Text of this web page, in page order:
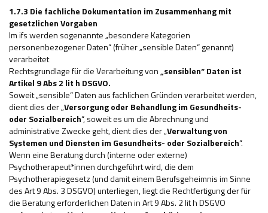
1.7.3 Die fachliche Dokumentation im Zusammenhang mit
gesetzlichen Vorgaben
Im ifs werden sogenannte „besondere Kategorien
personenbezogener Daten“ (früher „sensible Daten“ genannt)
verarbeitet
Rechtsgrundlage für die Verarbeitung von„sensiblen“ Daten ist
Artikel 9 Abs 2 lit h DSGVO.
Soweit „sensible“ Daten aus fachlichen Gründen verarbeitet werden,
dient dies der „Versorgung oder Behandlung im Gesundheits-
oder Sozialbereich“, soweit es um die Abrechnung und
administrative Zwecke geht, dient dies der „Verwaltung von
Systemen und Diensten im Gesundheits- oder Sozialbereich“.
Wenn eine Beratung durch (interne oder externe)
Psychotherapeut*innen durchgeführt wird, die dem
Psychotherapiegesetz (und damit einem Berufsgeheimnis im Sinne
des Art 9 Abs. 3 DSGVO) unterliegen, liegt die Rechtfertigung der für
die Beratung erforderlichen Daten in Art 9 Abs. 2 lit h DSGVO